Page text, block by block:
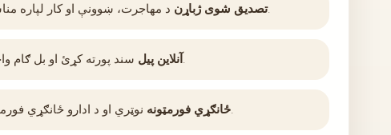
تصدیق شوی ژباړند مهاجرت، ښوونې او کار لپاره مناسب.
آنلاین پیل سند پورته کړئ او بل ګام واخلئ.
ځانګړي فورمټونهنوټري او د ادارو ځانګړي فورمټونه.